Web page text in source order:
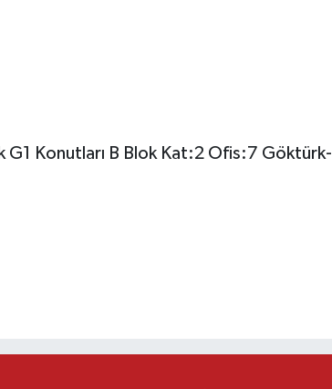
Konutları B Blok Kat:2 Ofis:7 Göktürk-